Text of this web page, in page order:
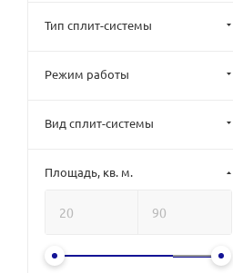
JAX (0)
LG (0)
Neoclima (
Тип сплит-системы
Режим работы
Вид сплит-системы
Площадь, кв. м.